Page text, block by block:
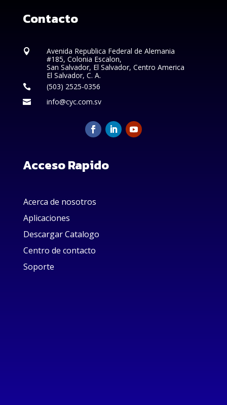
Contacto

Avenida Republica Federal de Alemania
#185, Colonia Escalon,
San Salvador, El Salvador, Centro America
El Salvador, C. A.
 (503) 2525-0356
 info@cyc.com.sv
Acceso Rapido
Acerca de nosotros
Aplicaciones
Descargar Catalogo
Centro de contacto
Soporte